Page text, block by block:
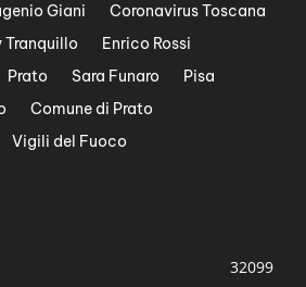
Giani
Coronavirus Toscana
Tranquillo
Enrico Rossi
Prato Sara Funaro
Pisa
Comune di Prato
Vigili del Fuoco
32099